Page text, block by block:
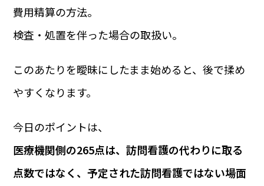
費用精算の方法。
検査・処置を伴った場合の取扱い。
このあたりを曖昧にしたまま始めると、後で揉め
やすくなります。
今日のポイントは、
医療機関側の265点は、訪問看護の代わりに取る
点数ではなく、予定された訪問看護ではない場面